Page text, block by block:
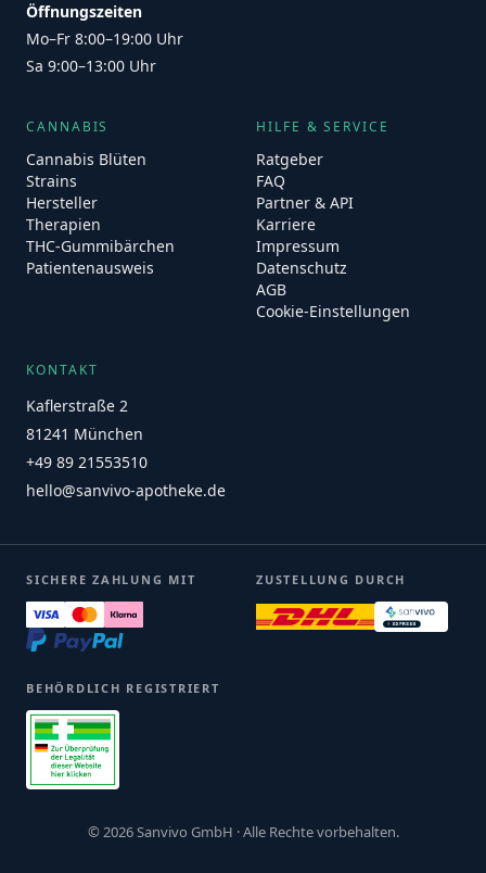
Öffnungszeiten
Mo–Fr 8:00–19:00 Uhr
Sa 9:00–13:00 Uhr
CANNABIS
Cannabis Blüten
Strains
Hersteller
Therapien
THC-Gummibärchen
Patientenausweis
HILFE & SERVICE
Ratgeber
FAQ
Partner & API
Karriere
Impressum
Datenschutz
AGB
Cookie-Einstellungen
KONTAKT
Kaflerstraße 2
81241 München
+49 89 21553510
hello@sanvivo-apotheke.de
SICHERE ZAHLUNG MIT ZUSTELLUNG DURCH
BEHÖRDLICH REGISTRIERT
© 2026 Sanvivo GmbH · Alle Rechte vorbehalten.